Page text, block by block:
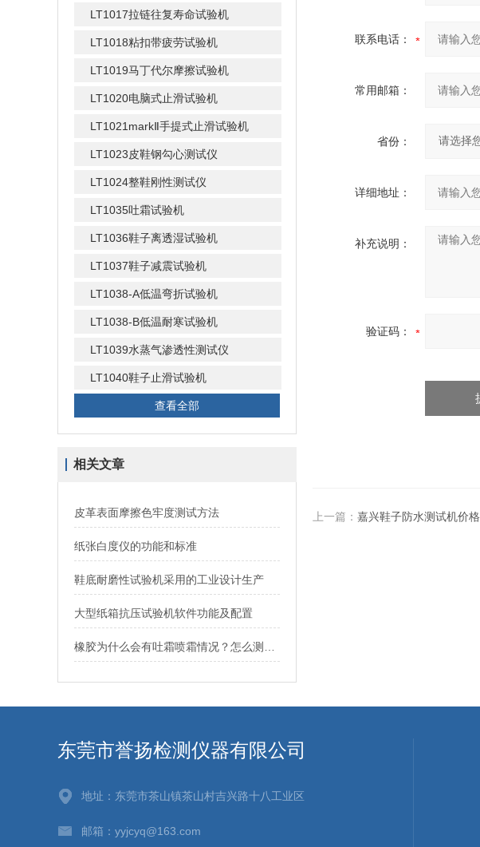
LT1017拉链往复寿命试验机
LT1018粘扣带疲劳试验机
LT1019马丁代尔摩擦试验机
LT1020电脑式止滑试验机
LT1021markⅡ手提式止滑试验机
LT1023皮鞋钢勾心测试仪
LT1024整鞋刚性测试仪
LT1035吐霜试验机
LT1036鞋子离透湿试验机
LT1037鞋子减震试验机
LT1038-A低温弯折试验机
LT1038-B低温耐寒试验机
LT1039水蒸气渗透性测试仪
LT1040鞋子止滑试验机
查看全部
相关文章
皮革表面摩擦色牢度测试方法
纸张白度仪的功能和标准
鞋底耐磨性试验机采用的工业设计生产
大型纸箱抗压试验机软件功能及配置
联系电话：
常用邮箱：
省份：
详细地址：
补充说明：
验证码：
上一篇： 嘉兴鞋子防水测试机价格
东莞市誉扬检测仪器有限公司
地址：东莞市茶山镇茶山村吉兴路十八工业区
邮箱：yyjcyq@163.com